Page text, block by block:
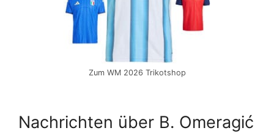
Zum WM 2026 Trikotshop
Nachrichten über B. Omeragić